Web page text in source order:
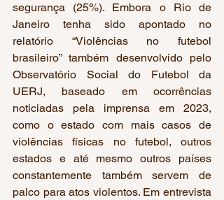
segurança (25%). Embora o Rio de
Janeiro tenha sido apontado no
relatório “Violências no futebol
brasileiro” também desenvolvido pelo
Observatório Social do Futebol da
UERJ, baseado em ocorrências
noticiadas pela imprensa em 2023,
como o estado com mais casos de
violências físicas no futebol, outros
estados e até mesmo outros países
constantemente também servem de
palco para atos violentos. Em entrevista